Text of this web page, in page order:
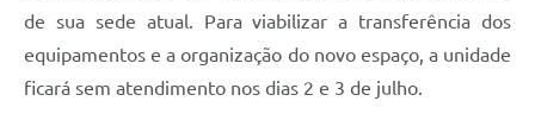
de sua sede atual. Para viabilizar a transferência dos
equipamentos e a organização do novo espaço, a unidade
ficará sem atendimento nos dias 2 e 3 de julho.